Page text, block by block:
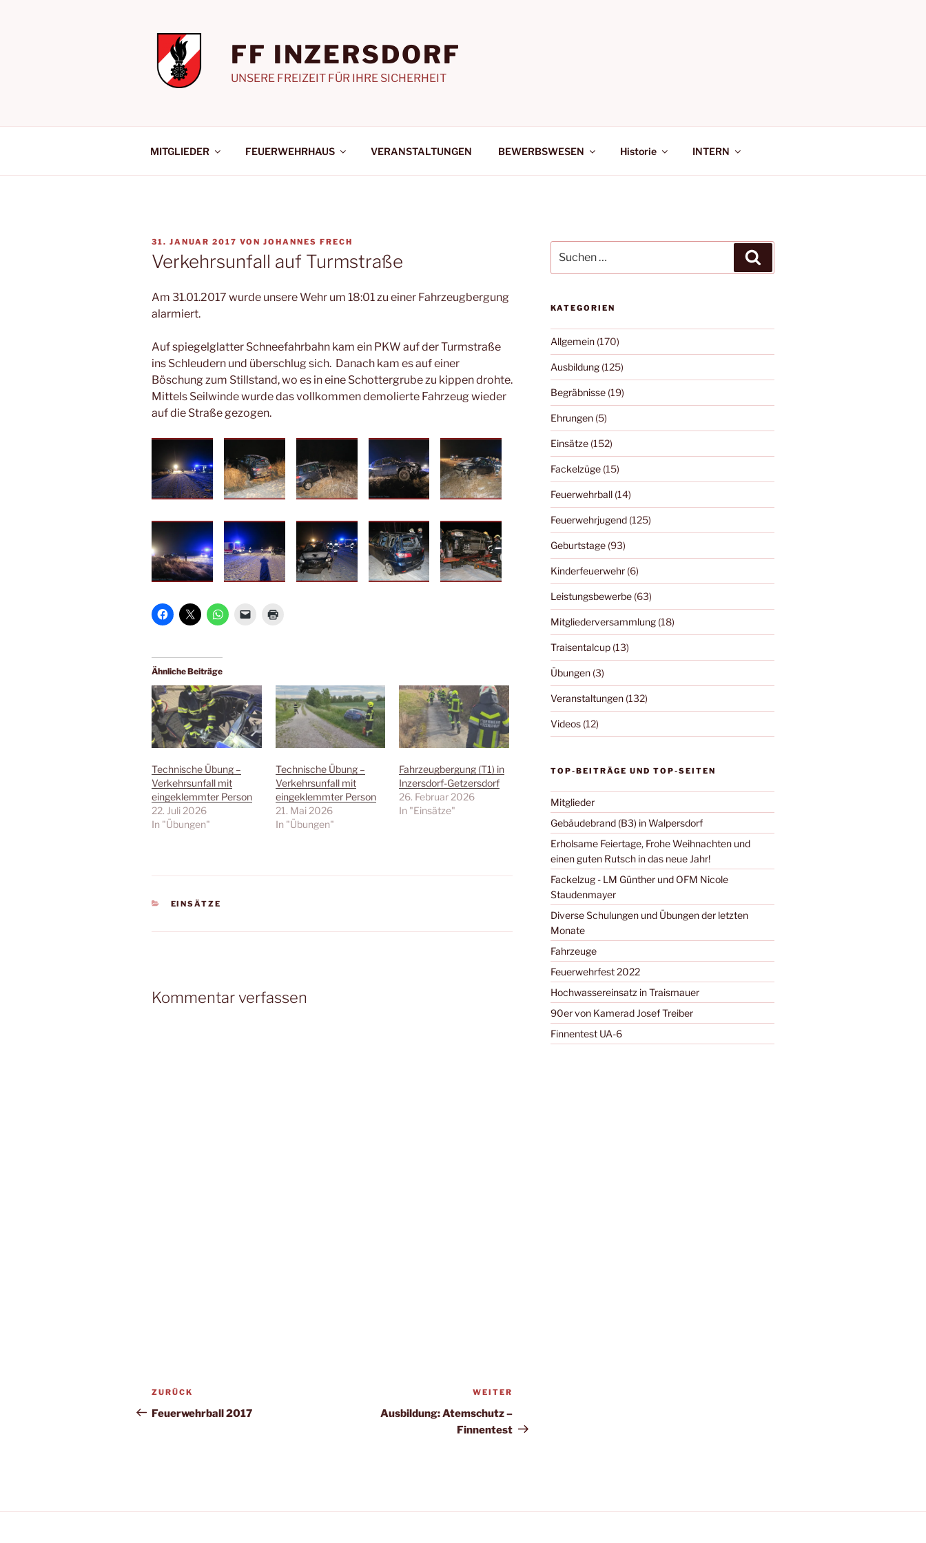
FF INZERSDORF
UNSERE FREIZEIT FÜR IHRE SICHERHEIT
MITGLIEDER FEUERWEHRHAUS VERANSTALTUNGEN BEWERBSWESEN Historie INTERN
VERÖFFENTLICHT
AM
31. JANUAR 2017 VON JOHANNES FRECH
Verkehrsunfall auf Turmstraße
Am 31.01.2017 wurde unsere Wehr um 18:01 zu einer Fahrzeugbergung
alarmiert.
Auf spiegelglatter Schneefahrbahn kam ein PKW auf der Turmstraße
ins Schleudern und überschlug sich. Danach kam es auf einer
Böschung zum Stillstand, wo es in eine Schottergrube zu kippen drohte.
Mittels Seilwinde wurde das vollkommen demolierte Fahrzeug wieder
auf die Straße gezogen.
Ähnliche Beiträge
Technische Übung –
Verkehrsunfall mit
eingeklemmter Person
22. Juli 2026
In "Übungen"
Technische Übung –
Verkehrsunfall mit
eingeklemmter Person
21. Mai 2026
In "Übungen"
Fahrzeugbergung (T1) in
Inzersdorf-Getzersdorf
26. Februar 2026
In "Einsätze"
KATEGORIEN
EINSÄTZE
Kommentar verfassen
Beitragsnavigation
Vorheriger
Beitrag
ZURÜCK
Feuerwehrball 2017
WEITER
Ausbildung: Atemschutz –
Finnentest
nach:
KATEGORIEN
Allgemein(170)
Ausbildung(125)
Begräbnisse(19)
Ehrungen(5)
Einsätze(152)
Fackelzüge(15)
Feuerwehrball(14)
Feuerwehrjugend(125)
Geburtstage(93)
Kinderfeuerwehr(6)
Leistungsbewerbe(63)
Mitgliederversammlung(18)
Traisentalcup(13)
Übungen(3)
Veranstaltungen(132)
Videos(12)
TOP-BEITRÄGE UND TOP-SEITEN
Mitglieder
Gebäudebrand (B3) in Walpersdorf
Erholsame Feiertage, Frohe Weihnachten und
einen guten Rutsch in das neue Jahr!
Fackelzug - LM Günther und OFM Nicole
Staudenmayer
Diverse Schulungen und Übungen der letzten
Monate
Fahrzeuge
Feuerwehrfest 2022
Hochwassereinsatz in Traismauer
90er von Kamerad Josef Treiber
Finnentest UA-6